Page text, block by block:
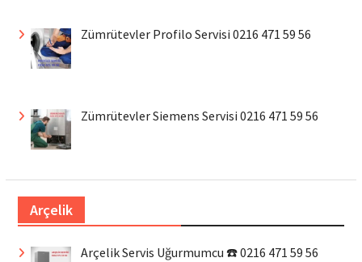
Zümrütevler Profilo Servisi 0216 471 59 56
Zümrütevler Siemens Servisi 0216 471 59 56
Arçelik
Arçelik Servis Uğurmumcu ☎️ 0216 471 59 56